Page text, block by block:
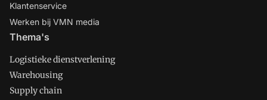
Klantenservice
Werken bij VMN media
Thema's
Logistieke dienstverlening
Warehousing
Supply chain